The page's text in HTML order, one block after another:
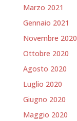
Marzo 2021
Gennaio 2021
Novembre 2020
Ottobre 2020
Agosto 2020
Luglio 2020
Giugno 2020
Maggio 2020